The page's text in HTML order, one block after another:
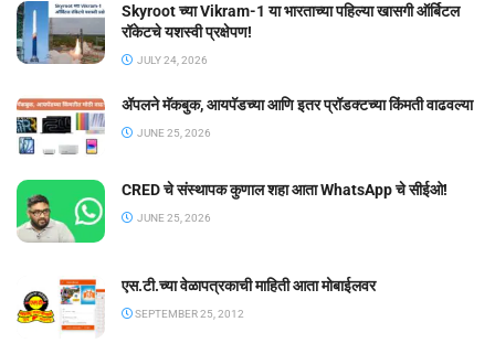
Skyroot च्या Vikram-1 या भारताच्या पहिल्या खासगी ऑर्बिटल
रॉकेटचे यशस्वी प्रक्षेपण!
JULY 24, 2026
ॲपलने मॅकबुक, आयपॅडच्या आणि इतर प्रॉडक्टच्या किंमती वाढवल्या
JUNE 25, 2026
CRED चे संस्थापक कुणाल शहा आता WhatsApp चे सीईओ!
JUNE 25, 2026
एस.टी.च्या वेळापत्रकाची माहिती आता मोबाईलवर
SEPTEMBER 25, 2012